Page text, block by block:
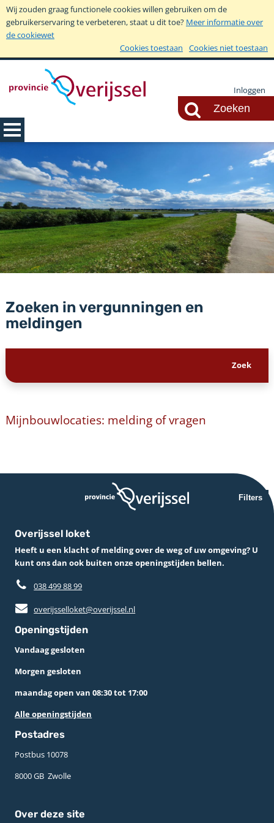
Wij zouden graag functionele cookies willen gebruiken om de
gebruikerservaring te verbeteren, staat u dit toe? Meer informatie over
de cookiewet
Cookies toestaan
Cookies niet toestaan
Inloggen
Zoeken in vergunningen en
meldingen
Mijnbouwlocaties: melding of vragen
Filters
Overijssel loket
Heeft u een klacht of melding over de weg of uw omgeving? U
kunt ons dan ook buiten onze openingstijden bellen.
038 499 88 99
overijsselloket@overijssel.nl
Openingstijden
Vandaag gesloten
Morgen gesloten
maandag open van 08:30 tot 17:00
Alle openingstijden
Postadres
Postbus 10078 ­
8000 GB ­ Zwolle
Over deze site